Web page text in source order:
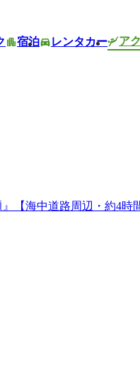
宿泊 レンタカー ア
【海中道路周辺・約4時